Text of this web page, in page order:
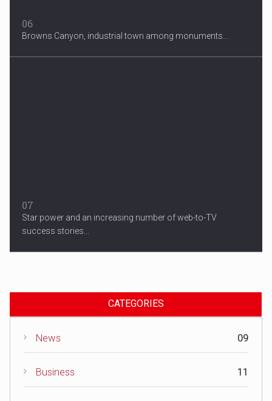
06
Browns Canyon, industrial town among monuments...
07
Star power and an increasing number of web-to-TV
success stories...
CATEGORIES
News 09
Business 11